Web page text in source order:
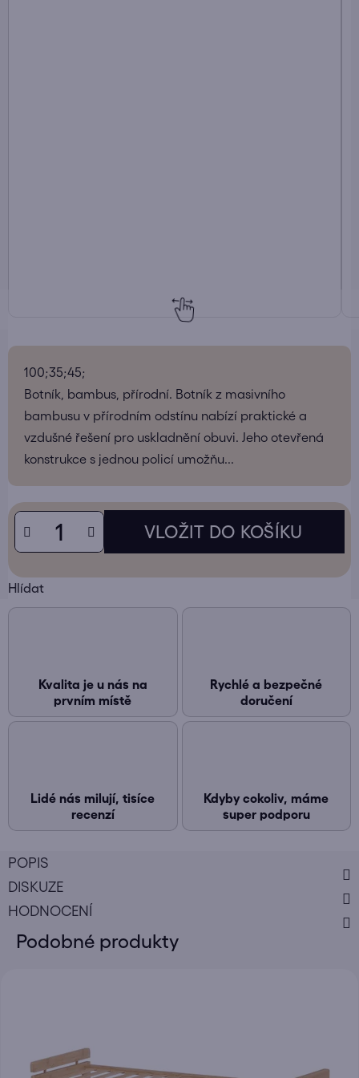
100;35;45;
Botník, bambus, přírodní. Botník z masivního
bambusu v přírodním odstínu nabízí praktické a
vzdušné řešení pro uskladnění obuvi. Jeho otevřená
konstrukce s jednou policí umožňu...
Hlídat
Kvalita je u nás na
prvním místě
Rychlé a bezpečné
doručení
Lidé nás milují, tisíce
recenzí
Kdyby cokoliv, máme
super podporu
POPIS
DISKUZE
HODNOCENÍ
Podobné produkty